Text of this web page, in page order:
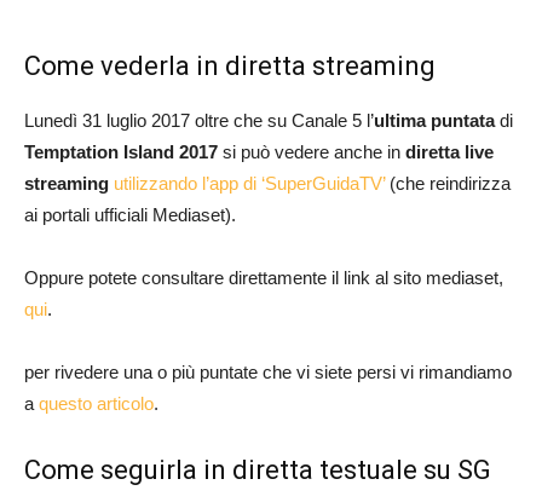
Come vederla in diretta streaming
Lunedì 31 luglio 2017 oltre che su Canale 5 l’ultima puntatadi
Temptation Island 2017 si può vedere anche in diretta live
streaming utilizzando l’app di ‘SuperGuidaTV’(che reindirizza
ai portali ufficiali Mediaset).
Oppure potete consultare direttamente il link al sito mediaset,
qui.
per rivedere una o più puntate che vi siete persi vi rimandiamo
a questo articolo.
Come seguirla in diretta testuale su SG